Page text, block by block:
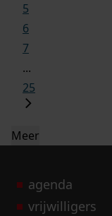
5
6
7
...
25
Meer
agenda
vrijwilligers